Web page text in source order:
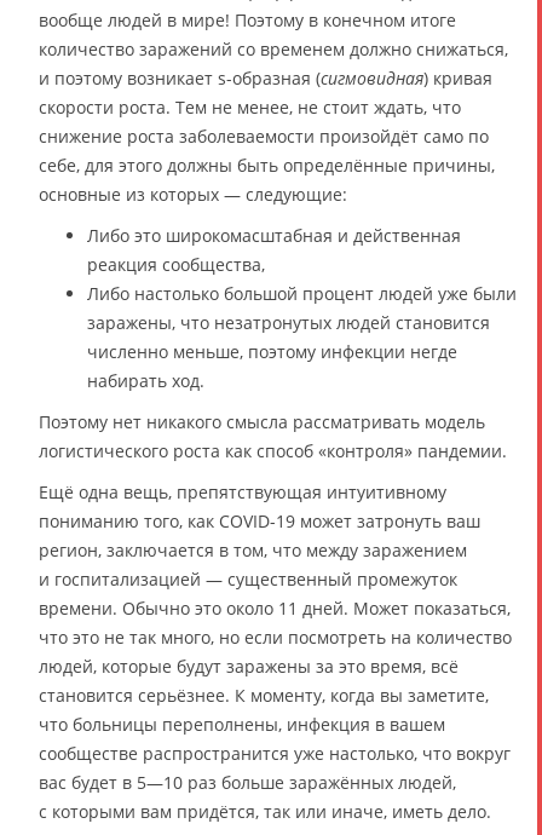
вообще людей в мире! Поэтому в конечном итоге
количество заражений со временем должно снижаться,
и поэтому возникает s-образная (сигмовидная) кривая
скорости роста. Тем не менее, не стоит ждать, что
снижение роста заболеваемости произойдёт само по
себе, для этого должны быть определённые причины,
основные из которых — следующие:
Либо это широкомасштабная и действенная
реакция сообщества,
Либо настолько большой процент людей уже были
заражены, что незатронутых людей становится
численно меньше, поэтому инфекции негде
набирать ход.
Поэтому нет никакого смысла рассматривать модель
логистического роста как способ «контроля» пандемии.
Ещё одна вещь, препятствующая интуитивному
пониманию того, как COVID-19 может затронуть ваш
регион, заключается в том, что между заражением
и госпитализацией — существенный промежуток
времени. Обычно это около 11 дней. Может показаться,
что это не так много, но если посмотреть на количество
людей, которые будут заражены за это время, всё
становится серьёзнее. К моменту, когда вы заметите,
что больницы переполнены, инфекция в вашем
сообществе распространится уже настолько, что вокруг
вас будет в 5—10 раз больше заражённых людей,
с которыми вам придётся, так или иначе, иметь дело.